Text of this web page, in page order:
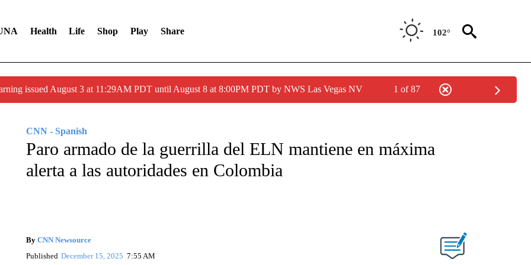
Health Life Shop Play Share 102°
issued August 3 at 11:29AM PDT until August 8 at 8:00PM PDT by NWS Las Vegas NV 1 of 87
CNN - Spanish
Paro armado de la guerrilla del ELN mantiene en máxima
alerta a las autoridades en Colombia
By CNN Newsource
Published December 15, 2025 7:55 AM